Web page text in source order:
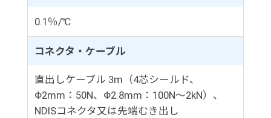
0.1％/℃
コネクタ・ケーブル
直出しケーブル 3m（4芯シールド、
Φ2mm：50N、Φ2.8mm：100N～2kN）、
NDISコネクタ又は先端むき出し